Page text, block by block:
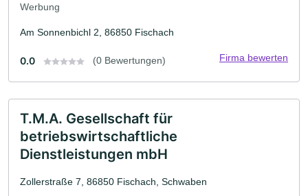
Werbung
Am Sonnenbichl 2, 86850 Fischach
0.0 (0 Bewertungen) Firma bewerten
T.M.A. Gesellschaft für
betriebswirtschaftliche
Dienstleistungen mbH
Zollerstraße 7, 86850 Fischach, Schwaben